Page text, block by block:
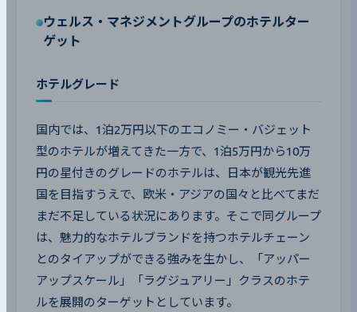
ウェルス・マネジメントグループのホテルター
ゲット
ホテルグレード
国内では、1泊2万円以下のエコノミー・バジェット
型のホテルが増えてきた一方で、1泊5万円から10万
円の星付きのグレードのホテルは、日本が観光先進
国を目指すうえで、欧米・アジアの国々と比べてまだ
まだ不足している状況にあります。そこで同グループ
は、魅力的なホテルブランドを持つホテルチェーン
とのタイアップができる強みを生かし、「アッパー
アップスケール」「ラグジュアリー」クラスのホテ
ルを展開のターゲットとしています。